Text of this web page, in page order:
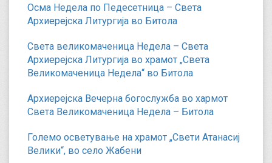
Осма Недела по Педесетница – Света
Архиерејска Литургија во Битола
Света великомаченица Недела – Света
Архиерејска Литургија во храмот „Света
Великомаченица Недела“ во Битола
Архиерејска Вечерна богослужба во хармот
Света Великомаченица Недела – Битола
Големо осветување на храмот „Свети Атанасиј
Велики“, во село Жабени